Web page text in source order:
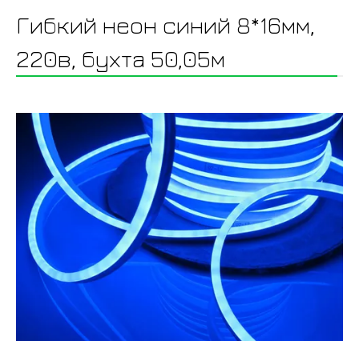
Гибкий неон синий 8*16мм,
220в, бухта 50,05м